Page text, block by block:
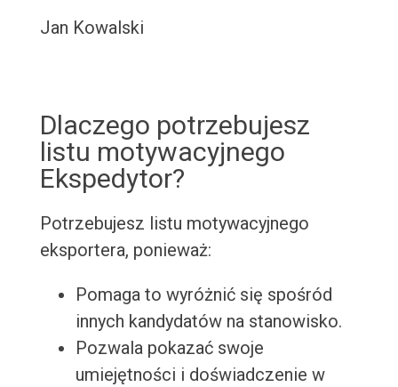
Jan Kowalski
Dlaczego potrzebujesz
listu motywacyjnego
Ekspedytor?
Potrzebujesz listu motywacyjnego
eksportera, ponieważ:
Pomaga to wyróżnić się spośród
innych kandydatów na stanowisko.
Pozwala pokazać swoje
umiejętności i doświadczenie w